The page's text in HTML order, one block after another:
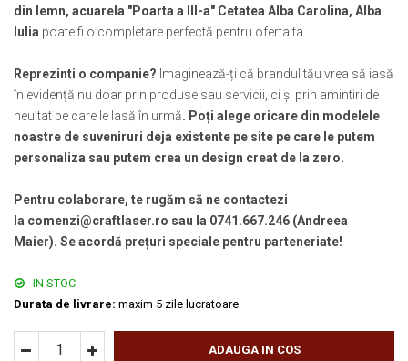
Iasi
Maramures
Sibiu
Timisoara
Palate si Curti Domnesti
Curtea Domneasca, Targoviste
Ruginoasa
Palatul Culturii Iasi
Colectia "Belle Epoque"
Colectia "Visit Romania"
Colectia medievala
Colectia Vintage
din lemn, acuarela "Poarta a III-a" Cetatea Alba Carolina, Alba
Iulia poate fi o completare perfectă pentru oferta ta.
Reprezinti o companie? Imaginează-ți că brandul tău vrea să iasă
în evidență nu doar prin produse sau servicii, ci și prin amintiri de
neuitat pe care le lasă în urmă. Poți alege oricare din modelele
noastre de suveniruri deja existente pe site pe care le putem
personaliza sau putem crea un design creat de la zero.
Pentru colaborare, te rugăm să ne contactezi
la comenzi@craftlaser.ro sau la 0741.667.246 (Andreea
Maier). Se acordă prețuri speciale pentru parteneriate!
IN STOC
Durata de livrare: maxim 5 zile lucratoare
ADAUGA IN COS